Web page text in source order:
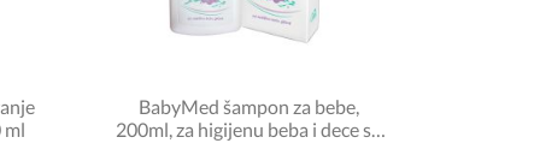
ml
BabyMed šampon za bebe,
200ml, za higijenu beba i dece sa